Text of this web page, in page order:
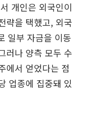
개인은 외국인이
략을 택했고, 외국
일부 자금을 이동
러나 양측 모두 수
에서 얻었다는 점
업종에 집중돼 있